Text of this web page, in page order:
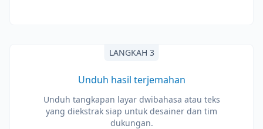
LANGKAH 3
Unduh hasil terjemahan
Unduh tangkapan layar dwibahasa atau teks
yang diekstrak siap untuk desainer dan tim
dukungan.